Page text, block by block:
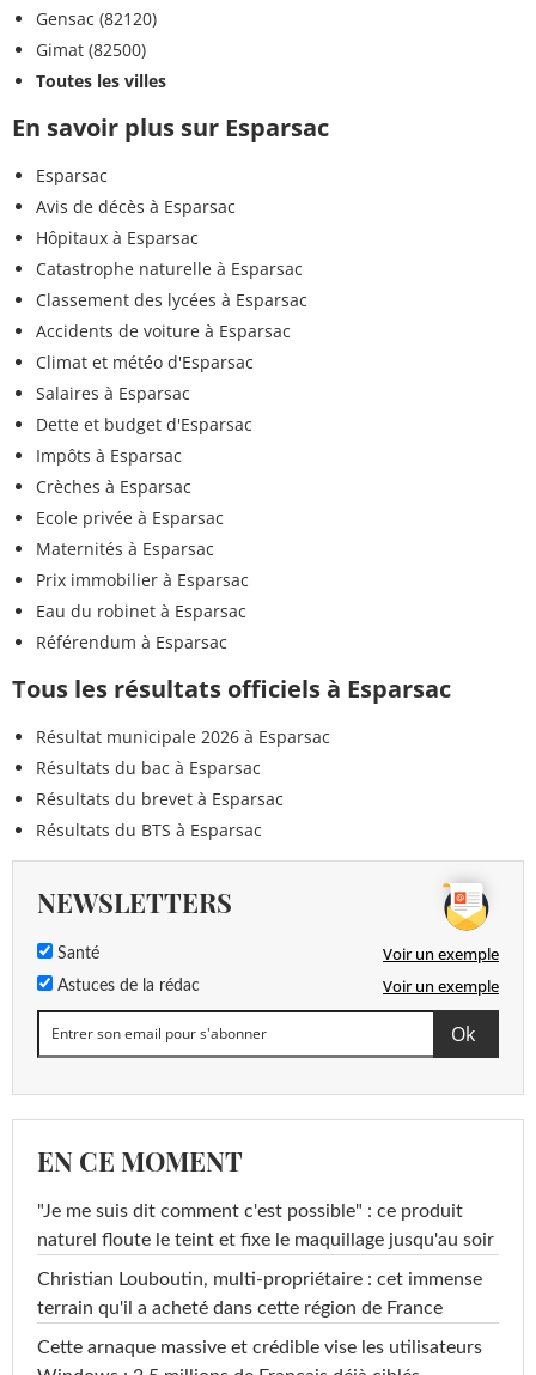
Gensac (82120)
Gimat (82500)
Toutes les villes
En savoir plus sur Esparsac
Esparsac
Avis de décès à Esparsac
Hôpitaux à Esparsac
Catastrophe naturelle à Esparsac
Classement des lycées à Esparsac
Accidents de voiture à Esparsac
Climat et météo d'Esparsac
Salaires à Esparsac
Dette et budget d'Esparsac
Impôts à Esparsac
Crèches à Esparsac
Ecole privée à Esparsac
Maternités à Esparsac
Prix immobilier à Esparsac
Eau du robinet à Esparsac
Référendum à Esparsac
Tous les résultats officiels à Esparsac
Résultat municipale 2026 à Esparsac
Résultats du bac à Esparsac
Résultats du brevet à Esparsac
Résultats du BTS à Esparsac
NEWSLETTERS
Santé Voir un exemple
Astuces de la rédac Voir un exemple
EN CE MOMENT
"Je me suis dit comment c'est possible" : ce produit
naturel floute le teint et fixe le maquillage jusqu'au soir
Christian Louboutin, multi-propriétaire : cet immense
terrain qu'il a acheté dans cette région de France
Cette arnaque massive et crédible vise les utilisateurs